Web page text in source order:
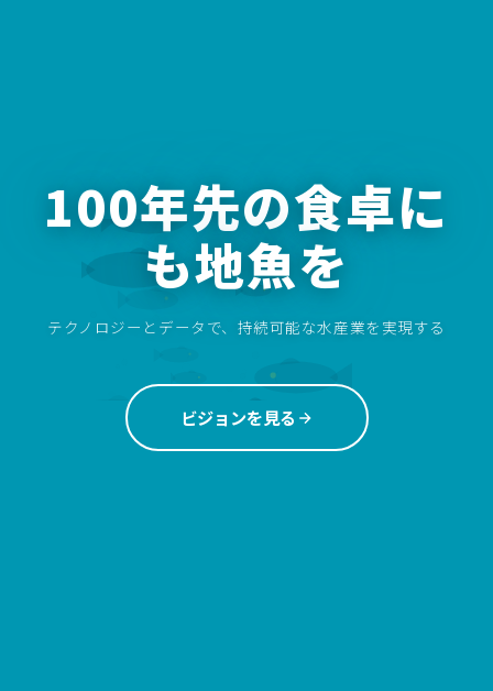
100年先の食卓に
も地魚を
テクノロジーとデータで、持続可能な水産業を実現する
ビジョンを見る